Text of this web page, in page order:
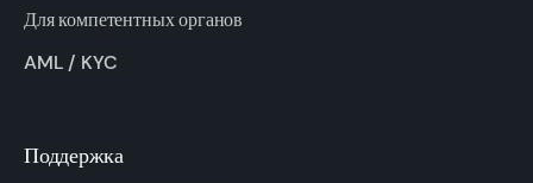
Для компетентных органов
AML / KYC
Поддержка